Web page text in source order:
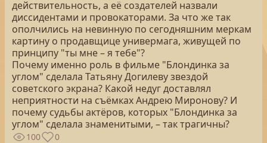
действительность, а её создателей назвали
диссидентами и провокаторами. За что же так
ополчились на невинную по сегодняшним меркам
картину о продавщице универмага, живущей по
принципу "ты мне – я тебе"?
Почему именно роль в фильме "Блондинка за
углом" сделала Татьяну Догилеву звездой
советского экрана? Какой недуг доставлял
неприятности на съёмках Андрею Миронову? И
почему судьбы актёров, которых "Блондинка за
углом" сделала знаменитыми, – так трагичны?
100 0